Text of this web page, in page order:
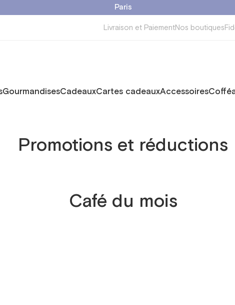
Paris
Livraison et PaiementNos boutiques
GourmandisesCadeauxCartes cadeauxAccessoires
Promotions et réductions
Café du mois